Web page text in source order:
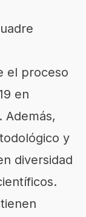
el proceso
en
Además,
y
diversidad